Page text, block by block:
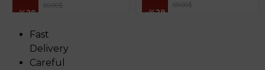
%29
69.00$
%29
69.00$
Fast
Delivery
Careful